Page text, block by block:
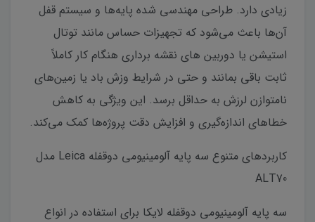
زیادی دارد. طراحی مهندسی شده پایه‌ها و سیستم قفل
آن‌ها باعث می‌شود که تجهیزات حساس مانند توتال
استیشن یا دوربین های نقشه برداری هنگام کار کاملاً
ثابت باقی بمانند و حتی در شرایط وزش باد یا زمین‌های
نامتوازن لرزش به حداقل برسد. این ویژگی به کاهش
خطاهای اندازه‌گیری و افزایش دقت پروژه‌ها کمک می‌کند.
کاربردهای متنوع سه پایه آلومینیومی دوقفله Leica مدل
ALT70
سه پایه آلومینیومی دوقفله لایکا برای استفاده در انواع